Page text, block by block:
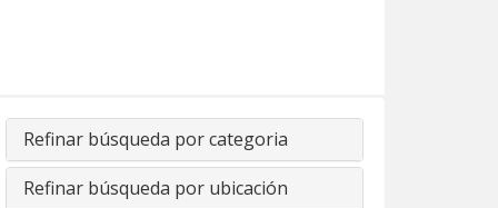
Refinar búsqueda por categoria
Refinar búsqueda por ubicación